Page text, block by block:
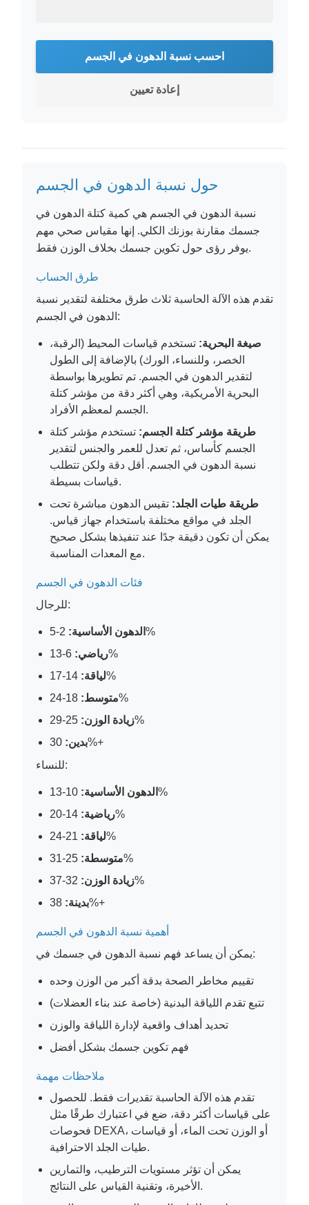
احسب نسبة الدهون في الجسم
إعادة تعيين
حول نسبة الدهون في الجسم
نسبة الدهون في الجسم هي كمية كتلة الدهون في
جسمك مقارنة بوزنك الكلي. إنها مقياس صحي مهم
يوفر رؤى حول تكوين جسمك بخلاف الوزن فقط.
طرق الحساب
تقدم هذه الآلة الحاسبة ثلاث طرق مختلفة لتقدير نسبة
الدهون في الجسم:
صيغة البحرية: تستخدم قياسات المحيط (الرقبة،
الخصر، وللنساء، الورك) بالإضافة إلى الطول
لتقدير الدهون في الجسم. تم تطويرها بواسطة
البحرية الأمريكية، وهي أكثر دقة من مؤشر كتلة
الجسم لمعظم الأفراد.
طريقة مؤشر كتلة الجسم: تستخدم مؤشر كتلة
الجسم كأساس، ثم تعدل للعمر والجنس لتقدير
نسبة الدهون في الجسم. أقل دقة ولكن تتطلب
قياسات بسيطة.
طريقة طيات الجلد: تقيس الدهون مباشرة تحت
الجلد في مواقع مختلفة باستخدام جهاز قياس.
يمكن أن تكون دقيقة جدًا عند تنفيذها بشكل صحيح
مع المعدات المناسبة.
فئات الدهون في الجسم
للرجال:
الدهون الأساسية: 2-5%
رياضي:6-13%
لياقة:14-17%
متوسط:18-24%
زيادة الوزن:25-29%
بدين:30%+
للنساء:
الدهون الأساسية: 10-13%
رياضية:14-20%
لياقة:21-24%
متوسطة:25-31%
زيادة الوزن:32-37%
بدينة:38%+
أهمية نسبة الدهون في الجسم
يمكن أن يساعد فهم نسبة الدهون في جسمك في:
تقييم مخاطر الصحة بدقة أكبر من الوزن وحده
تتبع تقدم اللياقة البدنية (خاصة عند بناء العضلات)
تحديد أهداف واقعية لإدارة اللياقة والوزن
فهم تكوين جسمك بشكل أفضل
ملاحظات مهمة
تقدم هذه الآلة الحاسبة تقديرات فقط. للحصول
على قياسات أكثر دقة، ضع في اعتبارك طرقًا مثل
فحوصات DEXA، أو الوزن تحت الماء، أو قياسات
طيات الجلد الاحترافية.
يمكن أن تؤثر مستويات الترطيب، والتمارين
الأخيرة، وتقنية القياس على النتائج.